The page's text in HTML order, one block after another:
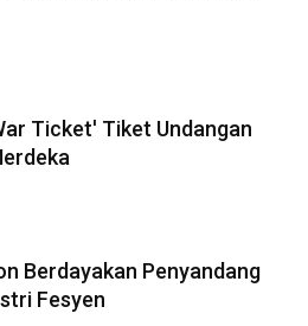
Ticket' Tiket Undangan
Berdayakan Penyandang
Fesyen